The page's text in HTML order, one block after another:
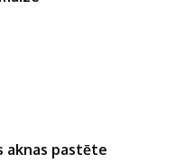
aknas pastēte